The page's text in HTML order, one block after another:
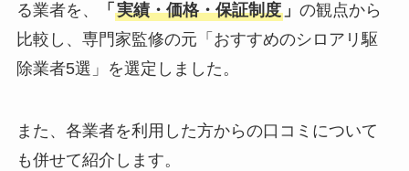
る業者を、
「 実績・価格・保証制度」 の観点から
比較し、専門家監修の元「おすすめのシロアリ駆
除業者5選」を選定しました。
また、各業者を利用した方からの口コミについて
も併せて紹介します。